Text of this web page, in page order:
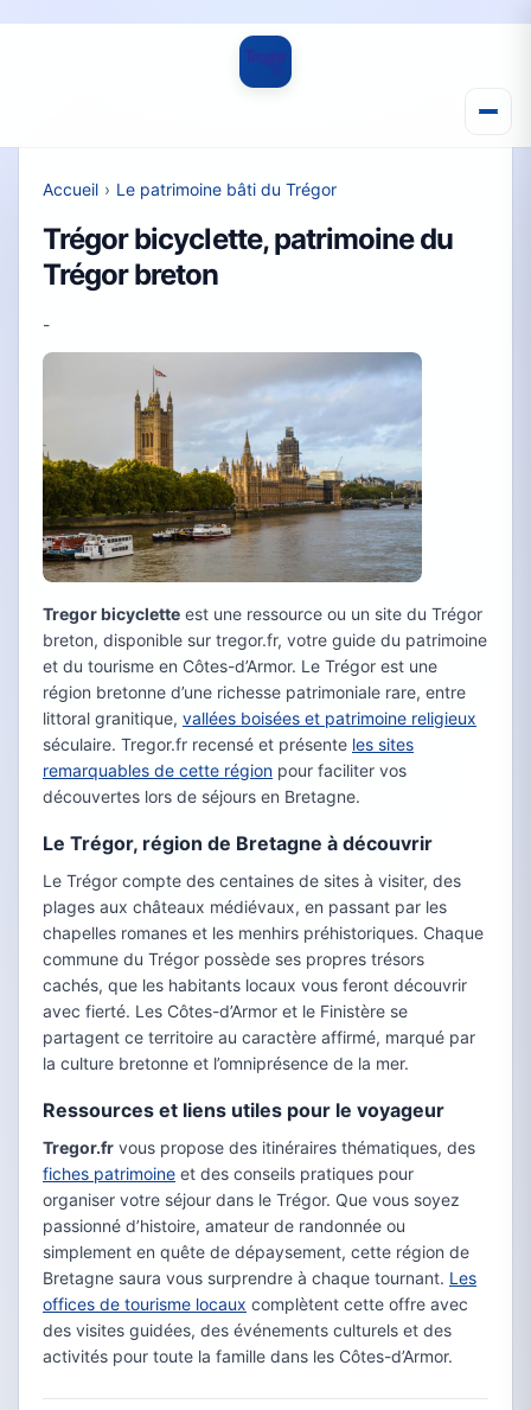
Accueil › Le patrimoine bâti du Trégor
Trégor bicyclette, patrimoine du
Trégor breton
-
Tregor bicyclette est une ressource ou un site du Trégor
breton, disponible sur tregor.fr, votre guide du patrimoine
et du tourisme en Côtes-d’Armor. Le Trégor est une
région bretonne d’une richesse patrimoniale rare, entre
littoral granitique, vallées boisées et patrimoine religieux
séculaire. Tregor.fr recensé et présente les sites
remarquables de cette région pour faciliter vos
découvertes lors de séjours en Bretagne.
Le Trégor, région de Bretagne à découvrir
Le Trégor compte des centaines de sites à visiter, des
plages aux châteaux médiévaux, en passant par les
chapelles romanes et les menhirs préhistoriques. Chaque
commune du Trégor possède ses propres trésors
cachés, que les habitants locaux vous feront découvrir
avec fierté. Les Côtes-d’Armor et le Finistère se
partagent ce territoire au caractère affirmé, marqué par
la culture bretonne et l’omniprésence de la mer.
Ressources et liens utiles pour le voyageur
Tregor.fr vous propose des itinéraires thématiques, des
fiches patrimoine et des conseils pratiques pour
organiser votre séjour dans le Trégor. Que vous soyez
passionné d’histoire, amateur de randonnée ou
simplement en quête de dépaysement, cette région de
Bretagne saura vous surprendre à chaque tournant. Les
offices de tourisme locaux complètent cette offre avec
des visites guidées, des événements culturels et des
activités pour toute la famille dans les Côtes-d’Armor.